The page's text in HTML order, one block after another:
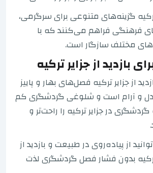
گزینه‌های متنوعی برای سرگرمی،
فرهنگی فراهم می‌کنند که با
مختلف سازگار است.
بازدید از جزایر ترکیه
از جزایر ترکیه فصل‌های بهار و پاییز
و آرام است و شلوغی گردشگری کم
در جزایر ترکیه را راحت‌تر و
از پیاده‌روی در طبیعت و بازدید از
بدون فشار فصل گردشگری لذت